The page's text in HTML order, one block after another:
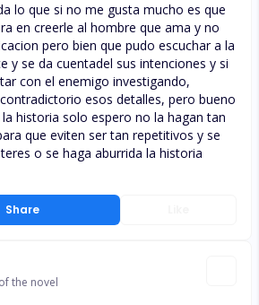
Share
lo que si no me gusta mucho es que
en creerle al hombre que ama y no
pero bien que pudo escuchar a la
y se da cuentadel sus intenciones y si
con el enemigo investigando,
esos detalles, pero bueno
historia solo espero no la hagan tan
que eviten ser tan repetitivos y se
o se haga aburrida la historia
the novel